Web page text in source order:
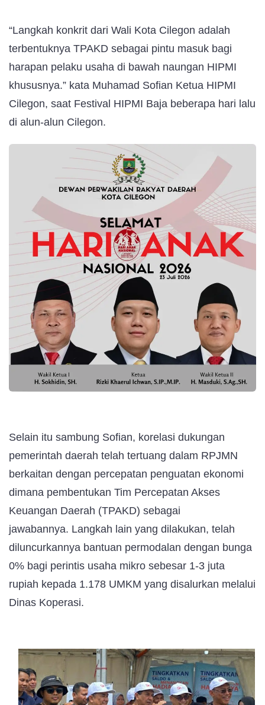
“Langkah konkrit dari Wali Kota Cilegon adalah
terbentuknya TPAKD sebagai pintu masuk bagi
harapan pelaku usaha di bawah naungan HIPMI
khususnya.” kata Muhamad Sofian Ketua HIPMI
Cilegon, saat Festival HIPMI Baja beberapa hari lalu
di alun-alun Cilegon.
Selain itu sambung Sofian, korelasi dukungan
pemerintah daerah telah tertuang dalam RPJMN
berkaitan dengan percepatan penguatan ekonomi
dimana pembentukan Tim Percepatan Akses
Keuangan Daerah (TPAKD) sebagai
jawabannya. Langkah lain yang dilakukan, telah
diluncurkannya bantuan permodalan dengan bunga
0% bagi perintis usaha mikro sebesar 1-3 juta
rupiah kepada 1.178 UMKM yang disalurkan melalui
Dinas Koperasi.